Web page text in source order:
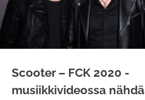
Scooter – FCK 2020 -
musiikkivideossa